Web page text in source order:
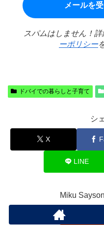
スパムはしません！詳
ーポリシー
ドバイでの暮らしと子育て
シ
X
LINE
Miku